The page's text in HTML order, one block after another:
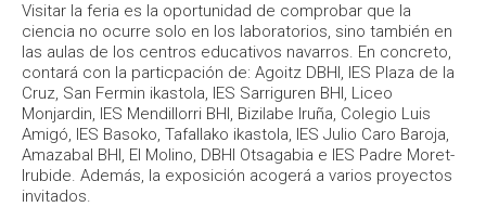
Visitar la feria es la oportunidad de comprobar que la
ciencia no ocurre solo en los laboratorios, sino también en
las aulas de los centros educativos navarros. En concreto,
contará con la particpación de: Agoitz DBHI, IES Plaza de la
Cruz, San Fermin ikastola, IES Sarriguren BHI, Liceo
Monjardin, IES Mendillorri BHI, Bizilabe Iruña, Colegio Luis
Amigó, IES Basoko, Tafallako ikastola, IES Julio Caro Baroja,
Amazabal BHI, El Molino, DBHI Otsagabia e IES Padre Moret-
Irubide. Además, la exposición acogerá a varios proyectos
invitados.